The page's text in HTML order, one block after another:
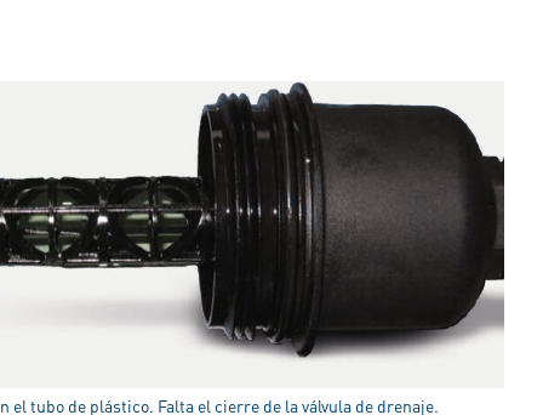
el tubo de plástico. Falta el cierre de la válvula de drenaje.